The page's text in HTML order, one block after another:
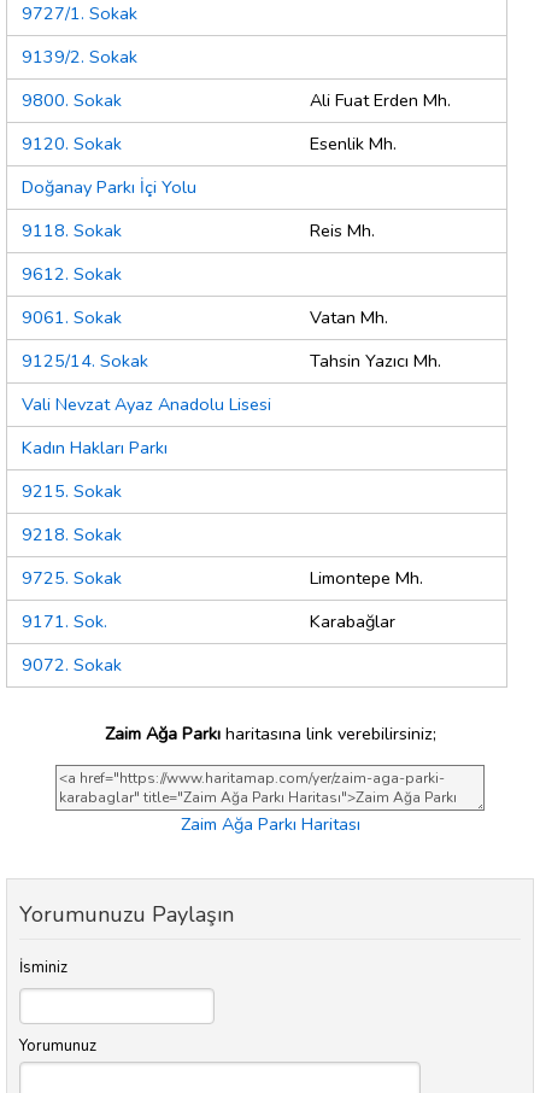
9727/1. Sokak
9139/2. Sokak
9800. Sokak
Ali Fuat Erden Mh.
9120. Sokak
Esenlik Mh.
Doğanay Parkı İçi Yolu
9118. Sokak
Reis Mh.
9612. Sokak
9061. Sokak
Vatan Mh.
9125/14. Sokak
Tahsin Yazıcı Mh.
Vali Nevzat Ayaz Anadolu Lisesi
Kadın Hakları Parkı
9215. Sokak
9218. Sokak
9725. Sokak
Limontepe Mh.
9171. Sok.
Karabağlar
9072. Sokak
Zaim Ağa Parkıharitasına link verebilirsiniz;
Zaim Ağa Parkı Haritası
Yorumunuzu Paylaşın
İsminiz
Yorumunuz